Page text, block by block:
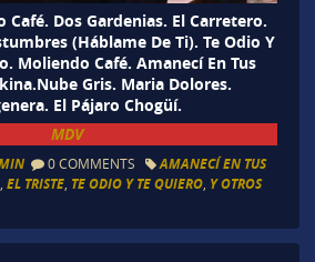
Café. Dos Gardenias. El Carretero.
(Háblame De Ti). Te Odio Y
Moliendo Café. Amanecí En Tus
Gris. Maria Dolores.
El Pájaro Chogüí.
MDV
0 COMMENTS
AMANECÍ EN TUS
EL TRISTE, TE ODIO Y TE QUIERO, Y OTROS